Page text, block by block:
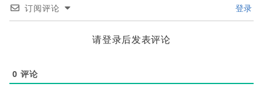
订阅评论 登录
请登录后发表评论
0 评论